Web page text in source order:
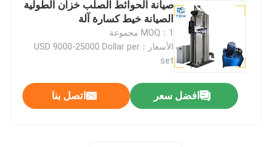
آلة تلميع الطلاء
آلة تلميع CNC
آلة تلميع الأنابيب التلقائية
صيانة الحوائط الصلب خزان الطولية
الصيانة خيط كسارة آلة
MOQ：1 مجموعة
الأسعار：USD 9000-25000 Dollar per
set
افضل سعر اتصل بنا